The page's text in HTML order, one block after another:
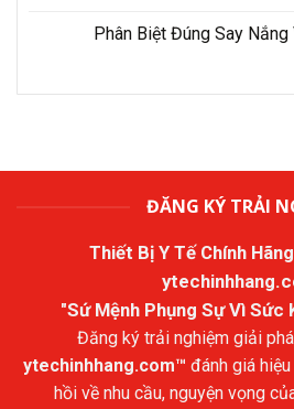
Phân Biệt Đúng Say Nắng
ĐĂNG KÝ TRẢI
Thiết Bị Y Tế Chính
"Sứ Mệnh Phụng Sự Vì Sức
Đăng ký trải nghiệm giải
ytechinhhang.com™ đánh giá
hồi về nhu cầu, nguyện vọng